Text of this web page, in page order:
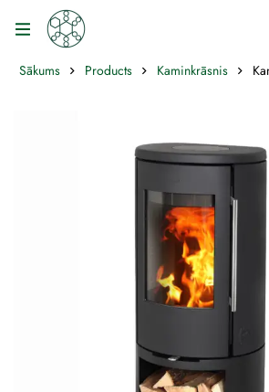
Sākums Products Kaminkrāsnis